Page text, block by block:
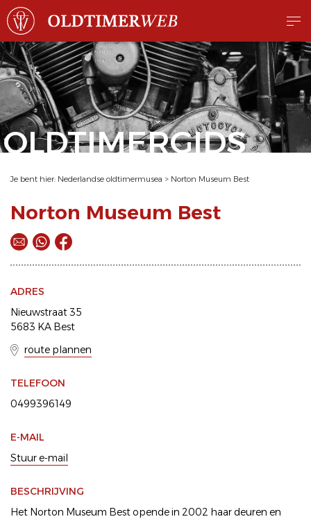
OLDTIMERGIDS
Je bent hier: Nederlandse oldtimermusea > Norton Museum Best
Norton Museum Best
ADRES
Nieuwstraat 35
5683 KA Best
route plannen
TELEFOON
0499396149
E-MAIL
Stuur e-mail
BESCHRIJVING
Het Norton Museum Best opende in 2002 haar deuren en